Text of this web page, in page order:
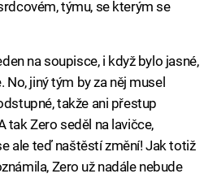
týmu, se kterým se
na soupisce, i když bylo jasné,
No, jiný tým by za něj musel
takže ani přestup
tak Zero seděl na lavičce,
ale teď naštěstí změní! Jak totiž
Zero už nadále nebude